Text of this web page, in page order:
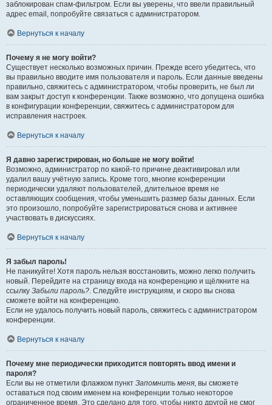
заблокирован спам-фильтром. Если вы уверены, что ввели правильный
адрес email, попробуйте связаться с администратором.
Вернуться к началу
Почему я не могу войти?
Существует несколько возможных причин. Прежде всего убедитесь, что
вы правильно вводите имя пользователя и пароль. Если данные введены
правильно, свяжитесь с администратором, чтобы проверить, не был ли
вам закрыт доступ к конференции. Также возможно, что допущена ошибка
в конфигурации конференции, свяжитесь с администратором для
исправления настроек.
Вернуться к началу
Я давно зарегистрирован, но больше не могу войти!
Возможно, администратор по какой-то причине деактивировал или
удалил вашу учётную запись. Кроме того, многие конференции
периодически удаляют пользователей, длительное время не
оставляющих сообщения, чтобы уменьшить размер базы данных. Если
это произошло, попробуйте зарегистрироваться снова и активнее
участвовать в дискуссиях.
Вернуться к началу
Я забыл пароль!
Не паникуйте! Хотя пароль нельзя восстановить, можно легко получить
новый. Перейдите на страницу входа на конференцию и щёлкните на
ссылку Забыли пароль?. Следуйте инструкциям, и скоро вы снова
сможете войти на конференцию.
Если не удалось получить новый пароль, свяжитесь с администратором
конференции.
Вернуться к началу
Почему мне периодически приходится повторять ввод имени и
пароля?
Если вы не отметили флажком пункт Запомнить меня, вы сможете
оставаться под своим именем на конференции только некоторое
ограниченное время. Это сделано для того, чтобы никто другой не смог